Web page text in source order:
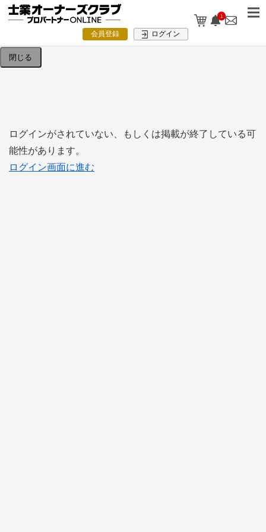
1
会員登録 ログイン
検索条件を入力してください。
閉じる
ログインがされていない、もしくは掲載が終了している可
能性があります。
ログイン画面に進む